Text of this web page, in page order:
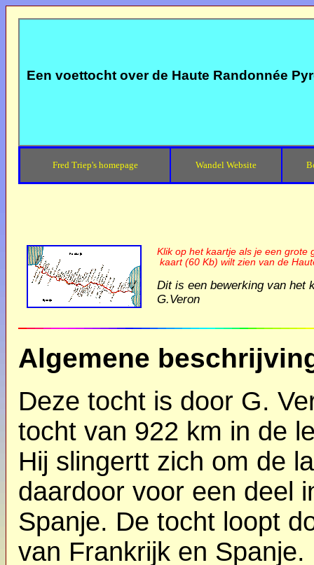
Een voettocht over de Haute Randonnée
Fred Triep's homepage Wandel Website
Klik op het kaartje als je een grote
kaart (60 Kb) wilt zien van de
Dit is een bewerking van het
G.Veron
Algemene
Deze tocht is door G.
tocht van 922 km in de
Hij slingertt zich om de
daardoor voor een deel
Spanje. De tocht loopt
van Frankrijk en